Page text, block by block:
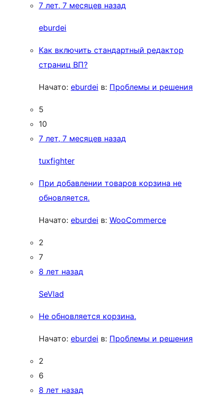
7 лет, 7 месяцев назад
eburdei
Как включить стандартный редактор
страниц ВП?
Начато: eburdei в: Проблемы и решения
5
10
7 лет, 7 месяцев назад
tuxfighter
При добавлении товаров корзина не
обновляется.
Начато: eburdei в: WooCommerce
2
7
8 лет назад
SeVlad
Не обновляется корзина.
Начато: eburdei в: Проблемы и решения
2
6
8 лет назад